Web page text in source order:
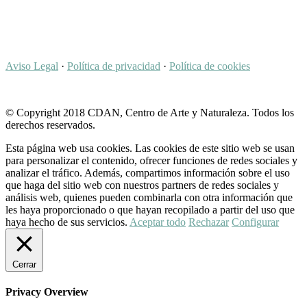
Aviso Legal · Política de privacidad · Política de cookies
© Copyright 2018 CDAN, Centro de Arte y Naturaleza. Todos los
derechos reservados.
Esta página web usa cookies. Las cookies de este sitio web se usan
para personalizar el contenido, ofrecer funciones de redes sociales y
analizar el tráfico. Además, compartimos información sobre el uso
que haga del sitio web con nuestros partners de redes sociales y
análisis web, quienes pueden combinarla con otra información que
les haya proporcionado o que hayan recopilado a partir del uso que
haya hecho de sus servicios. Aceptar todo Rechazar Configurar
Cerrar
Privacy Overview